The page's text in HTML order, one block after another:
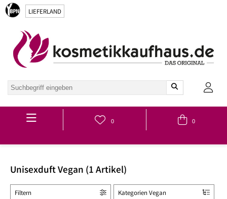
LIEFERLAND
Hauptmenü
0 0
Unisexduft Vegan (1 Artikel)
Kategorien Vegan
Filtern